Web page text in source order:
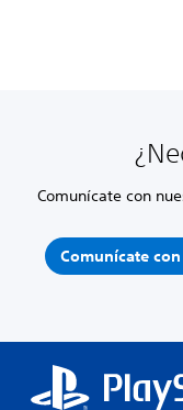
Comunícate con
Comunícate